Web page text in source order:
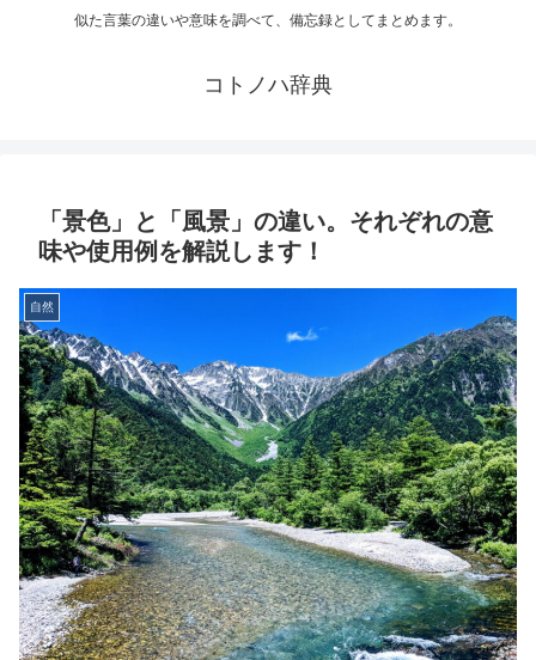
似た言葉の違いや意味を調べて、備忘録としてまとめます。
コトノハ辞典
「景色」と「風景」の違い。それぞれの意
味や使用例を解説します！
自然